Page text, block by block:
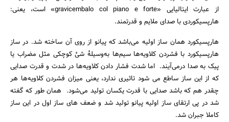
جستجو
از عبارت ایتالیایی «gravicembalo col piano e forte» است، یعنی:
هارپسیکوردی با صدای ملایم و قدرتمند.
هارپسیکورد همان ساز اولیه می‌باشد که پیانو از روی آن ساخته شد. در ساز
هارپسیکورد با فشردن کلاویه‌ها سیم‌ها به‌وسیلهٔ شیٔ کوچکی مثل مضراب یا
پیک به‌ صدا درمی‌آیند. اما شدت فشار دادن کلاویه‌ها در شدت و قدرت صدایی
که از این ساز ساطع می شود تاثیری ندارد، یعنی میزان فشردن کلاویه‌ها هر
چقدر هم که باشد صدایی با قدرت یکسان تولید می‌شود. همان طور که گفته
شد در پی ارتقای ساز اولیه پیانو تولید شد و ضعف های ساز اول در این ساز
کاملا جبران شد.